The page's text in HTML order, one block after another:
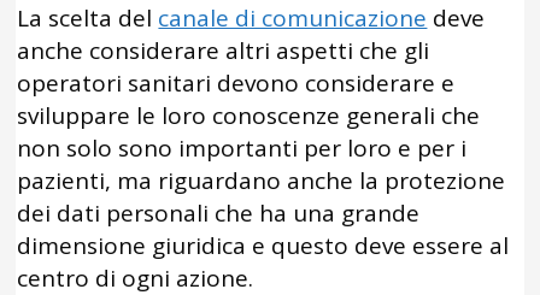
La scelta del canale di comunicazione deve
anche considerare altri aspetti che gli
operatori sanitari devono considerare e
sviluppare le loro conoscenze generali che
non solo sono importanti per loro e per i
pazienti, ma riguardano anche la protezione
dei dati personali che ha una grande
dimensione giuridica e questo deve essere al
centro di ogni azione.